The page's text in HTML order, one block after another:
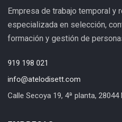
Empresa de trabajo temporal y
especializada en selección,
formación y gestión de
919 198 021
info@atelodisett.com
Calle Secoya 19, 4ª planta, 28044